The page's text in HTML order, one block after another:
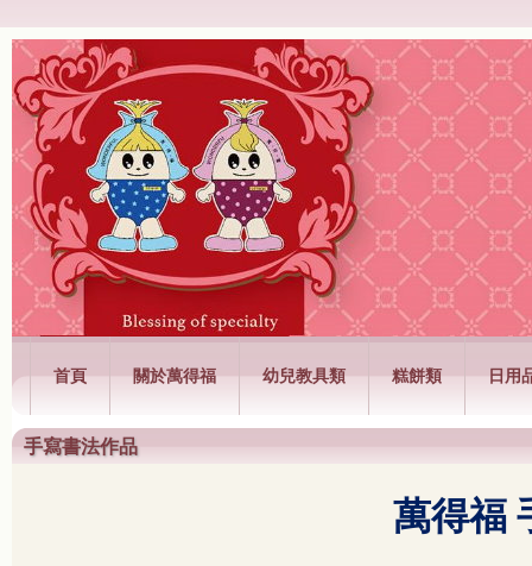
萬得福興業有限公司
首頁 關於萬得福 幼兒教具類 糕餅類 日用
手寫書法作品
萬得福